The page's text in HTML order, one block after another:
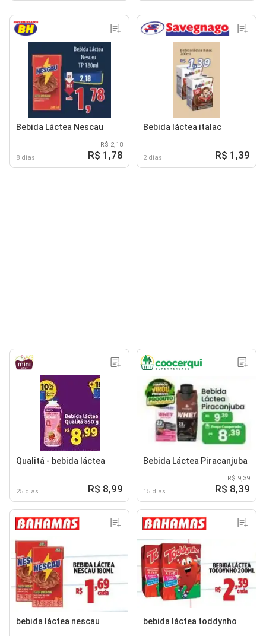
Bebida Láctea Nescau
8 dias
R$ 2,18
R$ 1,78
Bebida láctea italac
2 dias R$ 1,39
Qualitá - bebida láctea
25 dias R$ 8,99
Bebida Láctea Piracanjuba
15 dias
R$ 9,39
R$ 8,39
bebida láctea nescau bebida láctea toddynho